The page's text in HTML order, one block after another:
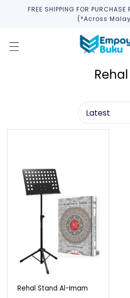
FREE SHIPPING FOR
(*across
Rehal
Rehal Stand Al-Imam